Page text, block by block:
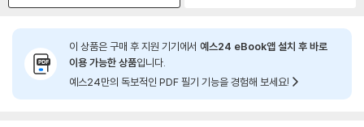
이 상품은 구매 후 지원 기기에서 예스24 eBook앱 설치 후 바로
이용 가능한 상품입니다.
예스24만의 독보적인 PDF 필기 기능을 경험해 보세요!